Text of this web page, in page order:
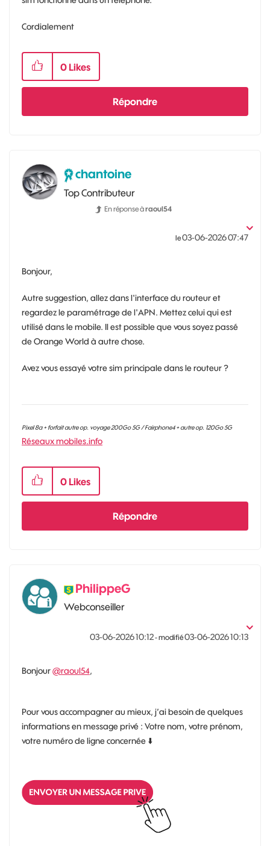
Cordialement
0 Likes
Répondre
chantoine
Top Contributeur
En réponse àraoul54
le‎03-06-202607:47
Bonjour,
Autre suggestion, allez dans l'interface du routeur et
regardez le paramétrage de l'APN. Mettez celui qui est
utilisé dans le mobile. Il est possible que vous soyez passé
de Orange World à autre chose.
Avez vous essayé votre sim principale dans le routeur ?
Pixel 8a + forfait autre op. voyage 200Go 5G / Fairphone4 + autre op. 120Go 5G
Réseaux mobiles.info
0 Likes
Répondre
PhilippeG
Webconseiller
‎03-06-202610:12- modifié‎03-06-202610:13
Bonjour@raoul54,
Pour vous accompagner au mieux, j’ai besoin de quelques
informations en message privé : Votre nom, votre prénom,
votre numéro de ligne concernée ⬇️